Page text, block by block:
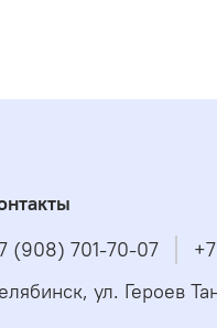
(908) 701-70-07
ул. Героев